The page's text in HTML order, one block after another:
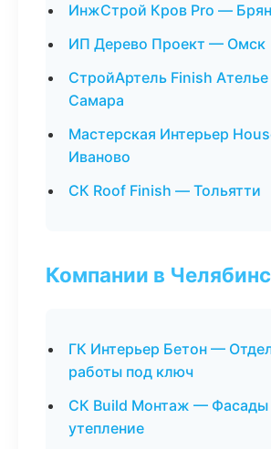
ИнжСтрой Кров Pro —
ИП Дерево Проект — Омск
СтройАртель Finish
Самара
Мастерская Интерьер
Иваново
СК Roof Finish — Тольятти
Компании в
ГК Интерьер Бетон —
работы под ключ
СК Build Монтаж — Фасады
утепление